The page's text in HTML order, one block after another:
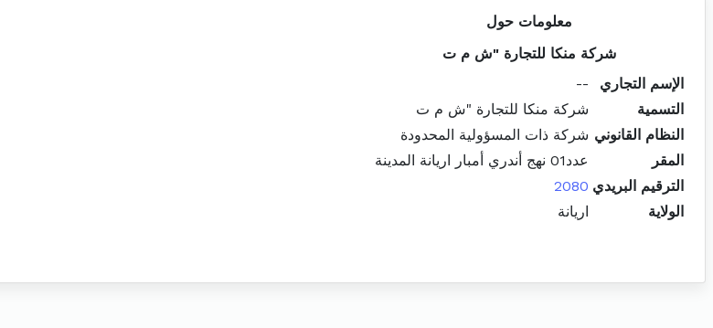
معلومات حول
شركة منكا للتجارة "ش م ت
الإسم التجاري
--
التسمية
شركة منكا للتجارة "ش م ت
النظام القانوني شركة ذات المسؤولية المحدودة
المقر
عدد01 نهج أندري أمبار اريانة المدينة
الترقيم البريدي 2080
الولاية
اريانة